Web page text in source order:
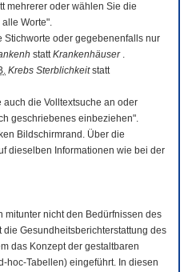
mehrerer oder wählen Sie die
alle Worte".
Stichworte oder gegebenenfalls nur
stattKrankenhäuser .
Krebs Sterblichkeitstatt
die Volltextsuche an oder
geschriebenes einbeziehen".
Bildschirmrand. Über die
dieselben Informationen wie bei der
mitunter nicht den Bedürfnissen des
die Gesundheitsberichterstattung des
das Konzept der gestaltbaren
hoc-Tabellen) eingeführt. In diesen